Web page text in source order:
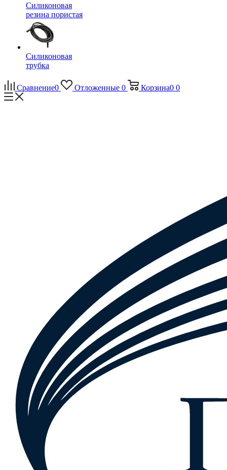
Силиконовая
резина пористая
Силиконовая
трубка
Сравнение0 Отложенные 0 Корзина0 0